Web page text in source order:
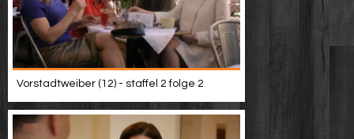
Vorstadtweiber (12) - staffel 2 folge 2